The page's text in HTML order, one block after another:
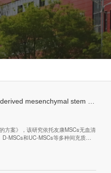
方案》，该研究依托友康MSCs无血清
MSCs和UC-MSCs等多种间充质干